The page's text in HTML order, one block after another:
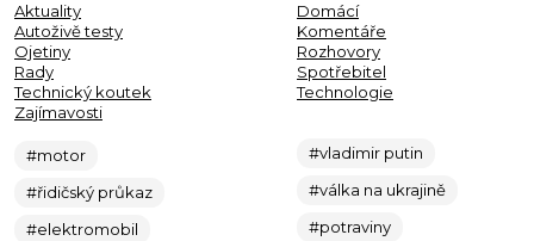
Aktuality
Autoživě testy
Ojetiny
Rady
Technický koutek
Zajímavosti
#motor
#řidičský průkaz
#elektromobil
Domácí
Komentáře
Rozhovory
Spotřebitel
Technologie
#vladimir putin
#válka na ukrajině
#potraviny